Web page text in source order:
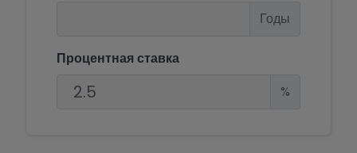
Годы
Процентная ставка
%